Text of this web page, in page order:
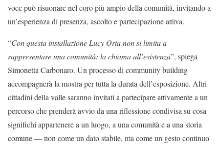
voce può risuonare nel coro più ampio della comunità, invitando a
un’esperienza di presenza, ascolto e partecipazione attiva.
“Con questa installazione Lucy Orta non si limita a
rappresentare una comunità: la chiama all’esistenza”, spiega
Simonetta Carbonaro. Un processo di community building
accompagnerà la mostra per tutta la durata dell’esposizione. Altri
cittadini della valle saranno invitati a partecipare attivamente a un
percorso che prenderà avvio da una riflessione condivisa su cosa
significhi appartenere a un luogo, a una comunità e a una storia
comune — non come un dato stabile, ma come un gesto continuo